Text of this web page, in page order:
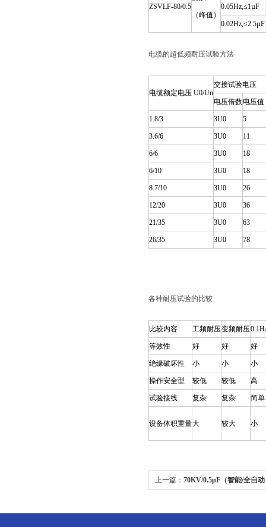
ZSVLF-80/0.5
（峰值）
0.05Hz,≤1µF
0.02Hz,≤2.5µF
电缆的超低频耐压试验方法
电缆额定电压 U0/Un
交接试验电压
电压倍数电压
1.8/3 3U0 5
3.6/6 3U0 11
6/6 3U0 18
6/10 3U0 18
8.7/10 3U0 26
12/20 3U0 36
21/35 3U0 63
26/35 3U0 78
各种耐压试验的比较
比较内容 工频耐压变频耐压
等效性 好 好 好
绝缘破坏性 小 小 小
操作安全型 较低 较低 高
试验接线 复杂 复杂 简单
设备体积重量大 较大 小
上一篇： 70KV/0.5μF（智能/全自